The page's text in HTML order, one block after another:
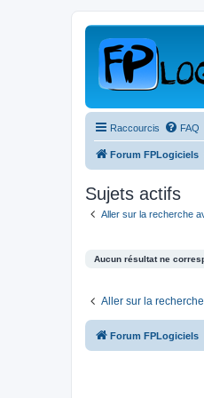
Raccourcis FAQ
Forum FPLogiciels
Sujets actifs
Aller sur la recherche
Aucun résultat ne
Aller sur la
Forum FPLogiciels